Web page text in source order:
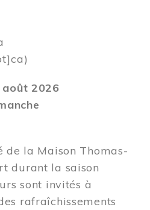
2026
de la Maison Thomas-
durant la saison
sont invités à
rafraîchissements